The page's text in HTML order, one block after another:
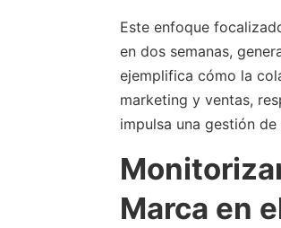
Este enfoque
en dos semanas,
ejemplifica cómo la
marketing y ventas,
impulsa una gestión
Marca en